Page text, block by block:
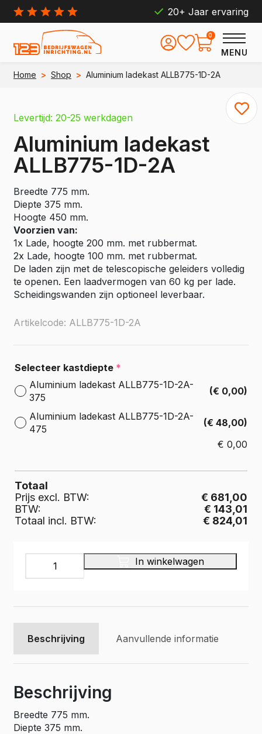
20+ Jaar ervaring
MENU
0
Home > Shop > Aluminium ladekast ALLB775-1D-2A
Levertijd: 20-25 werkdagen
Aluminium ladekast
ALLB775-1D-2A
Breedte 775 mm.
Diepte 375 mm.
Hoogte 450 mm.
Voorzien van:
1x Lade, hoogte 200 mm. met rubbermat.
2x Lade, hoogte 100 mm. met rubbermat.
De laden zijn met de telescopische geleiders volledig
te openen. Een laadvermogen van 60 kg per lade.
Scheidingswanden zijn optioneel leverbaar.
Artikelcode: ALLB775-1D-2A
Selecteer kastdiepte *
Aluminium ladekast ALLB775-1D-2A-
375
(€ 0,00)
Aluminium ladekast ALLB775-1D-2A-
475
(€ 48,00)
€ 0,00
Totaal
Prijs excl. BTW:
€ 681,00
BTW:
€ 143,01
Totaal incl. BTW:
€ 824,01
Aluminium
ladekast
aantal
In winkelwagen
Beschrijving Aanvullende informatie
Beschrijving
Breedte 775 mm.
Diepte 375 mm.